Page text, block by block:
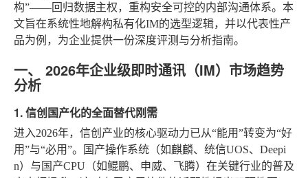
构”——回归数据主权，重构安全可控的内部沟通体系。本
文旨在系统性地解构私有化IM的选型逻辑，并以代表性产
品为例，为企业提供一份深度评测与分析指南。
一、 2026年企业级即时通讯（IM）市场趋势
分析
1. 信创国产化的全面替代刚需
进入2026年，信创产业的核心驱动力已从“能用”转变为“好
用”与“必用”。国产操作系统（如麒麟、统信UOS、Deepi
n）与国产CPU（如鲲鹏、申威、飞腾）在关键行业的普及